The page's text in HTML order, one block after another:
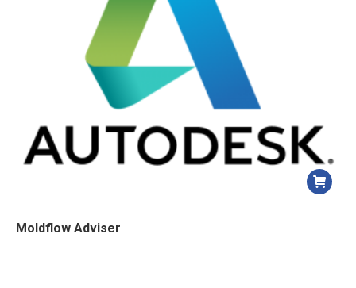
Moldflow Adviser